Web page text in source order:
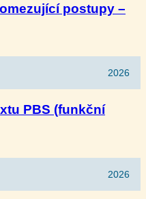
postupy –
2026
PBS (funkční
2026